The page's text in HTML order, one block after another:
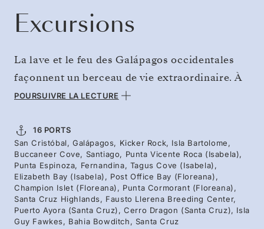
Excursions
La lave et le feu des Galápagos occidentales
façonnent un berceau de vie extraordinaire. À
près de 1 000 kilomètres des côtes
avec une intensité remarquable, au cœur de ce
sanctuaire intact. Naviguez au cœur d’un
écosystème unique à bord du Silver Origin, un
navire conçu avec la préservation comme
priorité. Partez en randonnée vers des
panoramas grandioses, tels que
POURSUIVRE LA LECTURE
16 PORTS
San Cristóbal, Galápagos, Kicker Rock, Isla Bartolome,
Buccaneer Cove, Santiago, Punta Vicente Roca (Isabela),
Punta Espinoza, Fernandina, Tagus Cove (Isabela),
Elizabeth Bay (Isabela), Post Office Bay (Floreana),
Champion Islet (Floreana), Punta Cormorant (Floreana),
Santa Cruz Highlands, Fausto Llerena Breeding Center,
Puerto Ayora (Santa Cruz), Cerro Dragon (Santa Cruz), Isla
Guy Fawkes, Bahia Bowditch, Santa Cruz